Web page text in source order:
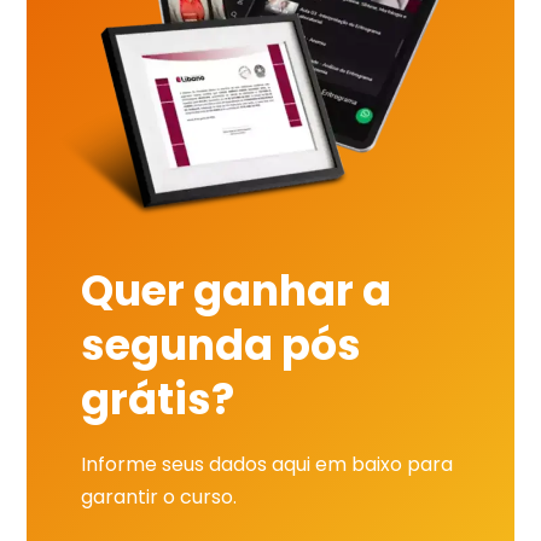
Quer ganhar a
segunda pós
grátis?
Informe seus dados aqui em baixo para
garantir o curso.